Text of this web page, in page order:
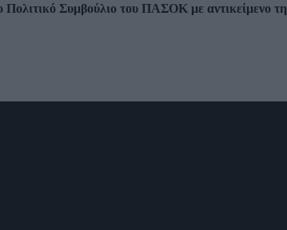
Συμβούλιο του ΠΑΣΟΚ με αντικείμενο τη